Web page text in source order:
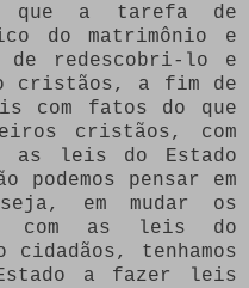
que a tarefa de
do matrimônio e
redescobri-lo e
cristãos, a fim de
com fatos do que
cristãos, com
as leis do Estado
pensar em
em mudar os
com as leis do
cidadãos, tenhamos
a fazer leis